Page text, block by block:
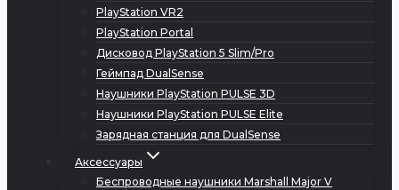
PlayStation VR2
PlayStation Portal
Дисковод PlayStation 5 Slim/Pro
Геймпад DualSense
Наушники PlayStation PULSE 3D
Наушники PlayStation PULSE Elite
Зарядная станция для DualSense
Аксессуары
Беспроводные наушники Marshall Major V